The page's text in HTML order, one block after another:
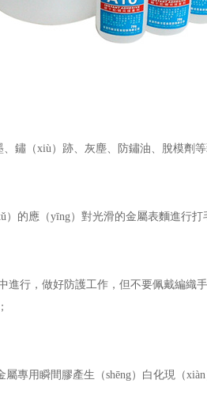
鏽（xiù）跡、灰塵、防鏽油、脫模劑
的應（yīng）對光滑的金屬表麵進行打
進行，做好防護工作，但不要佩戴編織
專用瞬間膠產生（shēng）白化現（